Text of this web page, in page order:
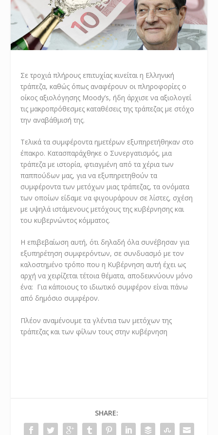
Σε τροχιά πλήρους επιτυχίας κινείται η Ελληνική
τράπεζα, καθώς όπως αναφέρουν οι πληροφορίες ο
οίκος αξιολόγησης Moody’s, ήδη άρχισε να αξιολογεί
τις μακροπρόθεσμες καταθέσεις της τράπεζας με στόχο
την αναβάθμισή της.
Τελικά τα συμφέροντα ημετέρων εξυπηρετήθηκαν στο
έπακρο. Κατασπαράχθηκε ο Συνεργατισμός, μια
τράπεζα με ιστορία, φτιαγμένη από τα χέρια των
παππούδων μας, για να εξυπηρετηθούν τα
συμφέροντα των μετόχων μιας τράπεζας, τα ονόματα
των οποίων είδαμε να φιγουράρουν σε λίστες, σχέση
με υψηλά ιστάμενους μετόχους της κυβέρνησης και
του κυβερνώντος κόμματος.
Η επιβεβαίωση αυτή, ότι δηλαδή όλα συνέβησαν για
εξυπηρέτηση συμφερόντων, σε συνδυασμό με τον
καλοστημένο τρόπο που η Κυβέρνηση αυτή έχει ως
αρχή να χειρίζεται τέτοια θέματα, αποδεικνύουν μόνο
ένα: Για κάποιους το ιδιωτικό συμφέρον είναι πάνω
από δημόσιο συμφέρον.
Πλέον αναμένουμε τα γλέντια των μετόχων της
τράπεζας και των φίλων τους στην κυβέρνηση
SHARE: